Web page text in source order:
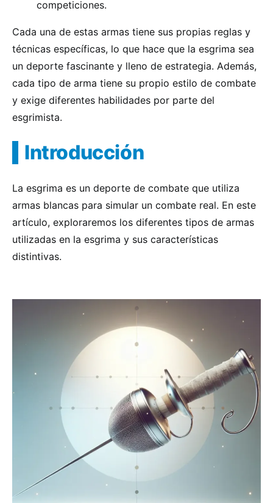
competiciones.
Cada una de estas armas tiene sus propias reglas y
técnicas específicas, lo que hace que la esgrima sea
un deporte fascinante y lleno de estrategia. Además,
cada tipo de arma tiene su propio estilo de combate
y exige diferentes habilidades por parte del
esgrimista.
Introducción
La esgrima es un deporte de combate que utiliza
armas blancas para simular un combate real. En este
artículo, exploraremos los diferentes tipos de armas
utilizadas en la esgrima y sus características
distintivas.